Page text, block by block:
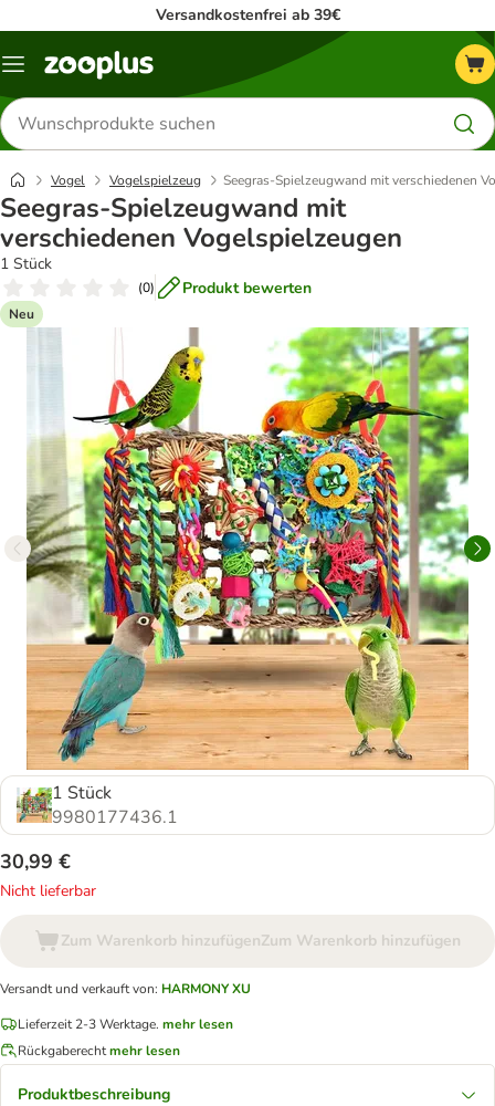
Versandkostenfrei ab 39€
Menü
Produkte
suchen
Vogel Vogelspielzeug Seegras-Spielzeugwand mit verschiedenen
Seegras-Spielzeugwand mit
verschiedenen Vogelspielzeugen
1 Stück
(0) Produkt bewerten
Neu
1 Stück
9980177436.1
30,99 €
Nicht lieferbar
Zum Warenkorb hinzufügenZum Warenkorb hinzufügen
Versandt und verkauft von: HARMONY XU
Lieferzeit 2-3 Werktage. mehr lesen
Rückgaberechtmehr lesen
Produktbeschreibung